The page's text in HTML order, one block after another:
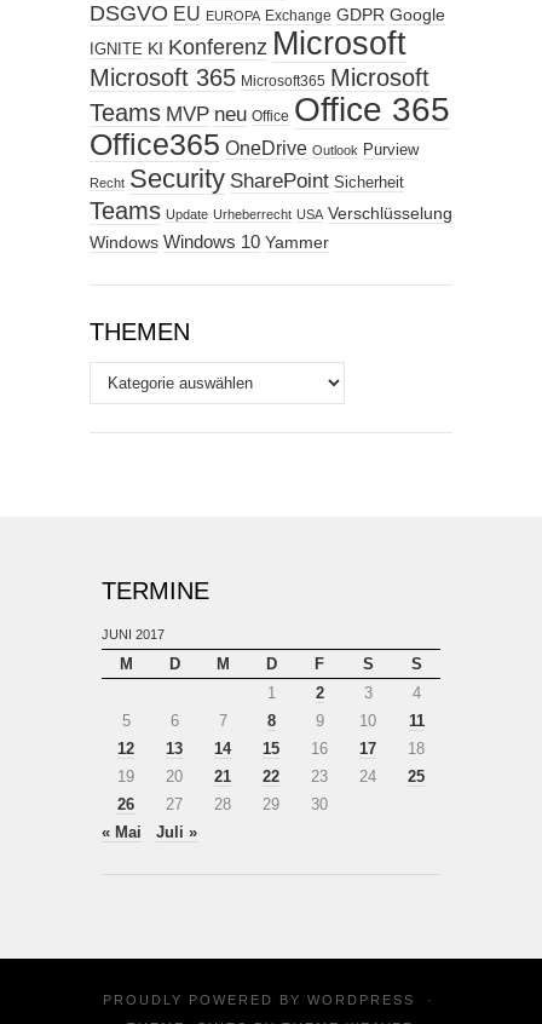
DSGVO EU EUROPA Exchange GDPR Google
IGNITE KI Konferenz Microsoft
Microsoft 365 Microsoft365 Microsoft
Teams MVP neu Office Office 365
Office365 OneDrive Outlook Purview
Recht Security SharePoint Sicherheit
Teams Update Urheberrecht USA Verschlüsselung
Windows Windows 10 Yammer
THEMEN
Themen
TERMINE
JUNI 2017
M D M D F S
S
1
2 3
4
5
6 7 8 9 10
11
12
13 14 15 16 17
18
19
20 21 22 23 24
25
26
27 28 29
30
« Mai
Juli »
PROUDLY POWERED BY WORDPRESS
·